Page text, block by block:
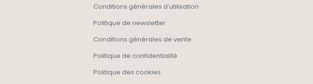
Conditions générales d’utilisation
Politique de newsletter
Conditions générales de vente
Politique de confidentialité
Politique des cookies